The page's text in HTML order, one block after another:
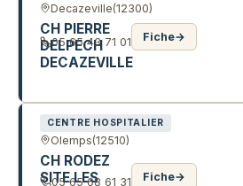
Decazeville(12300)
CH PIERRE
DELPECH
DECAZEVILLE
05 65 43 71 01 Fiche→
CENTRE HOSPITALIER
Olemps(12510)
CH RODEZ
SITE LES
05 65 68 61 31 Fiche→